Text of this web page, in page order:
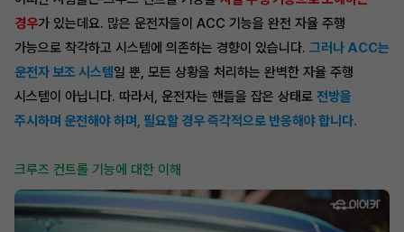
경우가 있는데요. 많은 운전자들이 ACC 기능을 완전 자율 주행
가능으로 착각하고 시스템에 의존하는 경향이 있습니다. 그러나 ACC는
운전자 보조 시스템일 뿐, 모든 상황을 처리하는 완벽한 자율 주행
시스템이 아닙니다. 따라서, 운전자는 핸들을 잡은 상태로 전방을
주시하며 운전해야 하며, 필요할 경우 즉각적으로 반응해야 합니다.
크루즈 컨트롤 기능에 대한 이해